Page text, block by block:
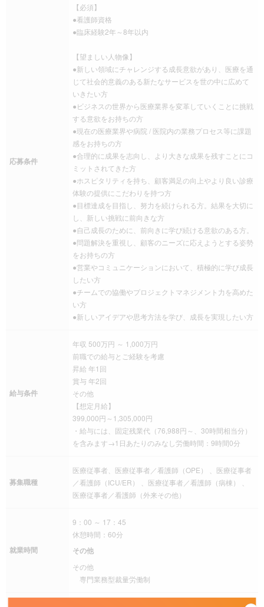
応募条件
【必須】
●看護師資格
●臨床経験2年～8年以内
【望ましい人物像】
●新しい領域にチャレンジする成長意欲があり、医療を通
じて社会的意義のある新たなサービスを世の中に広めて
いきたい方
●ビジネスの世界から医療業界を変革していくことに挑戦
する意欲をお持ちの方
●現在の医療業界や病院 / 医院内の業務プロセス等に課題
感をお持ちの方
●合理的に成果を志向し、より大きな成果を残すことにコ
ミットされてきた方
●ホスピタリティを持ち、顧客満足の向上やより良い診療
体験の提供にこだわりを持つ方
●目標達成を目指し、努力を続けられる方。結果を大切に
し、新しい挑戦に前向きな方
●自己成長のために、前向きに学び続ける意欲のある方。
●問題解決を重視し、顧客のニーズに応えようとする姿勢
をお持ちの方
●営業やコミュニケーションにおいて、積極的に学び成長
したい方
●チームでの協働やプロジェクトマネジメント力を高めた
い方
●新しいアイデアや思考方法を学び、成長を実現したい方
給与条件
年収 500万円 ～ 1,000万円
前職での給与とご経験を考慮
昇給 年1回
賞与 年2回
その他
【想定月給】
399,000円～1,305,000円
・給与には、固定残業代（76,988円～、30時間相当分）
を含みます→1日あたりのみなし労働時間：9時間0分
募集職種
医療従事者、医療従事者／看護師（OPE） 、医療従事者
／看護師（ICU/ER） 、医療従事者／看護師（病棟） 、
医療従事者／看護師（外来その他）
就業時間
9：00 ～ 17：45
休憩時間：60分
その他
その他
専門業務型裁量労働制